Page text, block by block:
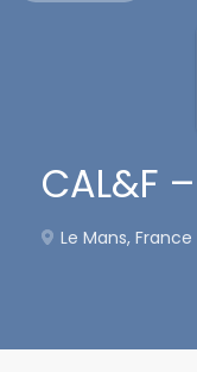
CAL&F
Le Mans, France